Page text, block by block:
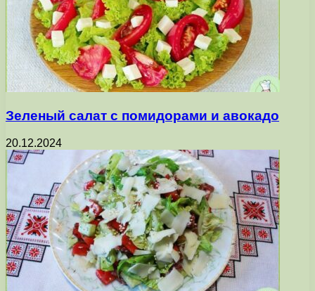
Зеленый салат с помидорами и авокадо
20.12.2024